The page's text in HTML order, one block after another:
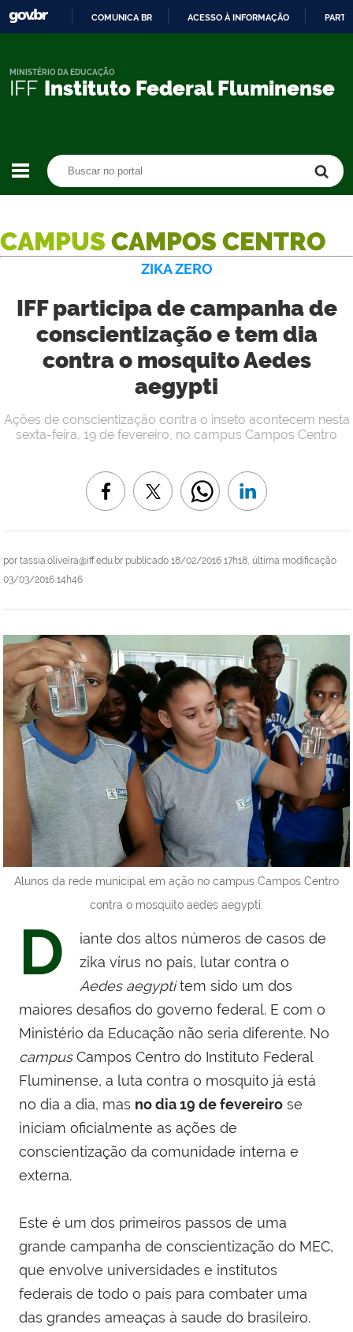
CONTEÚDO
COMUNICA BR ACESSO À INFORMAÇÃO
IFF Instituto Federal Fluminense
MINISTÉRIO DA EDUCAÇÃO
CAMPUS CAMPOS CENTRO
ZIKA ZERO
IFF participa de campanha de
conscientização e tem dia
contra o mosquito Aedes
aegypti
por tassia.oliveira@iff.edu.br publicado 18/02/2016 17h18, última modificação
03/03/2016 14h46
Ações de conscientização contra o inseto acontecem nesta
sexta-feira, 19 de fevereiro, no campus Campos Centro
Alunos da rede municipal em ação no campus Campos Centro
contra o mosquito aedes aegypti.
D
iante dos altos números de casos de
zika vírus no país, lutar contra o
Aedes aegyptitem sido um dos
maiores desafios do governo federal. E com o
Ministério da Educação não seria diferente. No
campusCampos Centro do Instituto Federal
Fluminense, a luta contra o mosquito já está
no dia a dia, mas no dia 19 de fevereiro se
iniciam oficialmente as ações de
conscientização da comunidade interna e
externa.
Este é um dos primeiros passos de uma
grande campanha de conscientização do MEC,
que envolve universidades e institutos
federais de todo o país para combater uma
das grandes ameaças à saude do brasileiro.